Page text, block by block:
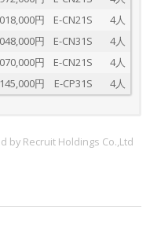
円 E-CN21S
4人
円 E-CN31S
4人
円 E-CN21S
4人
円 E-CP31S 4人
by Recruit Holdings Co.,Ltd